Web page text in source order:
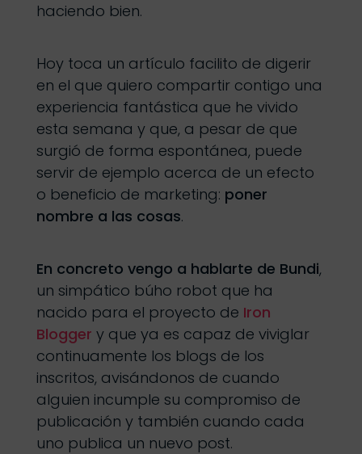
haciendo bien.
Hoy toca un artículo facilito de digerir
en el que quiero compartir contigo una
experiencia fantástica que he vivido
esta semana y que, a pesar de que
surgió de forma espontánea, puede
servir de ejemplo acerca de un efecto
o beneficio de marketing: poner
nombre a las cosas.
En concreto vengo a hablarte de Bundi,
un simpático búho robot que ha
nacido para el proyecto de Iron
Blogger y que ya es capaz de viviglar
continuamente los blogs de los
inscritos, avisándonos de cuando
alguien incumple su compromiso de
publicación y también cuando cada
uno publica un nuevo post.